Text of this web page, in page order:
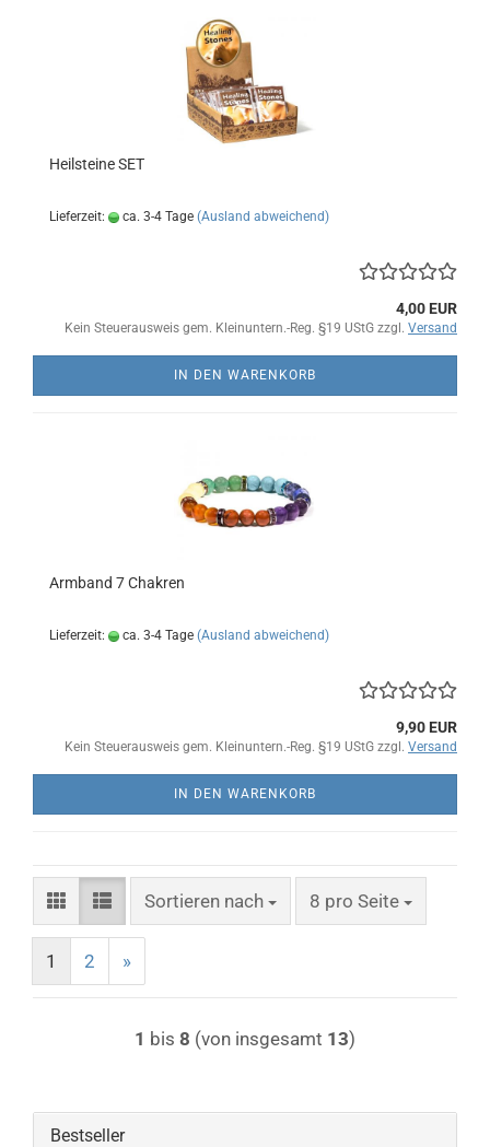
Heilsteine SET
Lieferzeit: ca. 3-4 Tage (Ausland abweichend)
4,00 EUR
Kein Steuerausweis gem. Kleinuntern.-Reg. §19 UStG zzgl. Versand
IN DEN WARENKORB
Armband 7 Chakren
Lieferzeit: ca. 3-4 Tage (Ausland abweichend)
9,90 EUR
Kein Steuerausweis gem. Kleinuntern.-Reg. §19 UStG zzgl. Versand
IN DEN WARENKORB
Sortieren nach
Sortieren nach 8 pro Seite
pro Seite
1 2 »
1 bis 8 (von insgesamt 13)
Bestseller